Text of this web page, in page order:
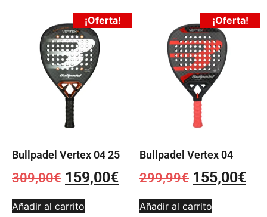
¡Oferta!
Bullpadel Vertex 04 25
309,00€ 159,00€
Añadir al carrito
¡Oferta!
Bullpadel Vertex 04
299,99€ 155,00€
Añadir al carrito